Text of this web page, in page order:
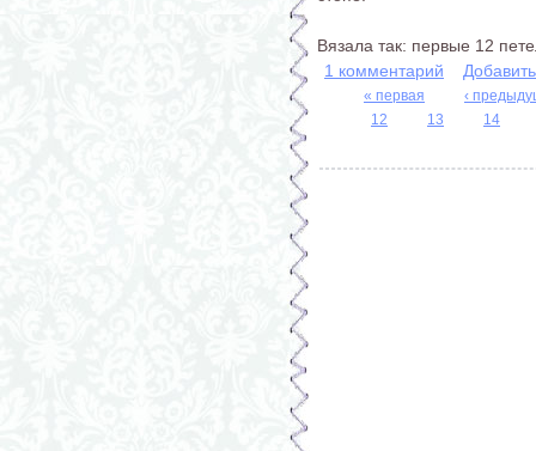
Вязала так: первые 12
1 комментарий
« первая
‹
12
13 14